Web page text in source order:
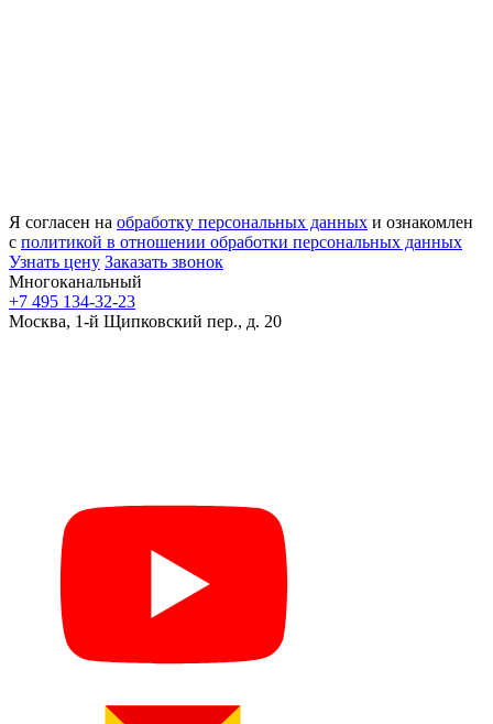
Я согласен на обработку персональных данных и ознакомлен
с политикой в отношении обработки персональных данных
Узнать цену Заказать звонок
Многоканальный
+7 495 134-32-23
Москва, 1-й Щипковский пер., д. 20